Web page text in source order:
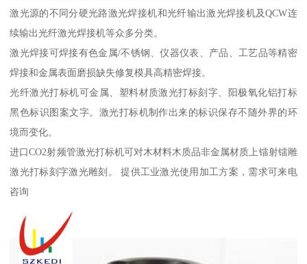
激光源的不同分硬光路激光焊接机和光纤输出激光焊接机及QCW连
续输出光纤激光焊接机等众多分类。
激光焊接可焊接有色金属/不锈钢、仪器仪表、产品、工艺品等精密
焊接和金属表面磨损缺失修复模具高精密焊接。
光纤激光打标机可金属、塑料材质激光打标刻字、阳极氧化铝打标
黑色标识图案文字。激光打标机制作出来的标识保存不随外界的环
境而变化。
进口CO2射频管激光打标机可对木材料木质品非金属材质上镭射镭雕
激光打标刻字激光雕刻。 提供工业激光使用加工方案，需求可来电
咨询